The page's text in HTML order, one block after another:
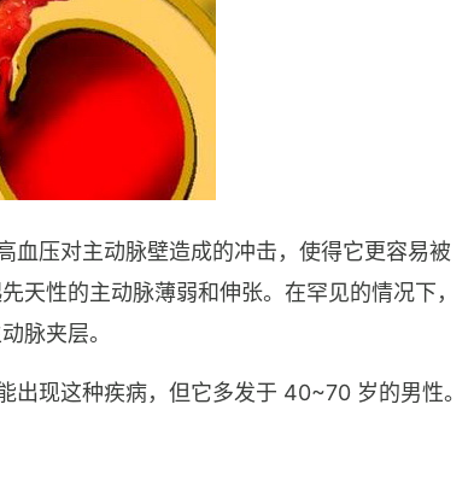
血压对主动脉壁造成的冲击，使得它更容易被
天性的主动脉薄弱和伸张。在罕见的情况下，
脉夹层。
现这种疾病，但它多发于 40~70 岁的男性。